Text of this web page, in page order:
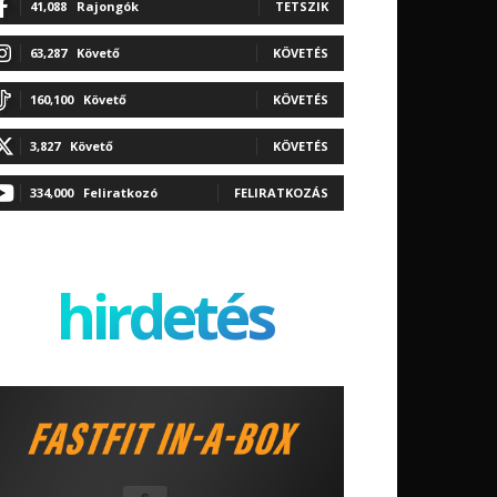
41,088 Rajongók TETSZIK
63,287 Követő KÖVETÉS
160,100 Követő KÖVETÉS
3,827 Követő KÖVETÉS
334,000 Feliratkozó FELIRATKOZÁS
hirdetés